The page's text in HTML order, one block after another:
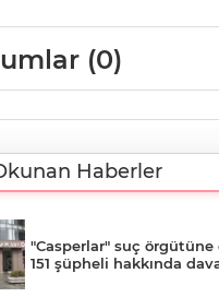
(0)
Haberler
"Casperlar" suç örgütüne
151 şüpheli hakkında